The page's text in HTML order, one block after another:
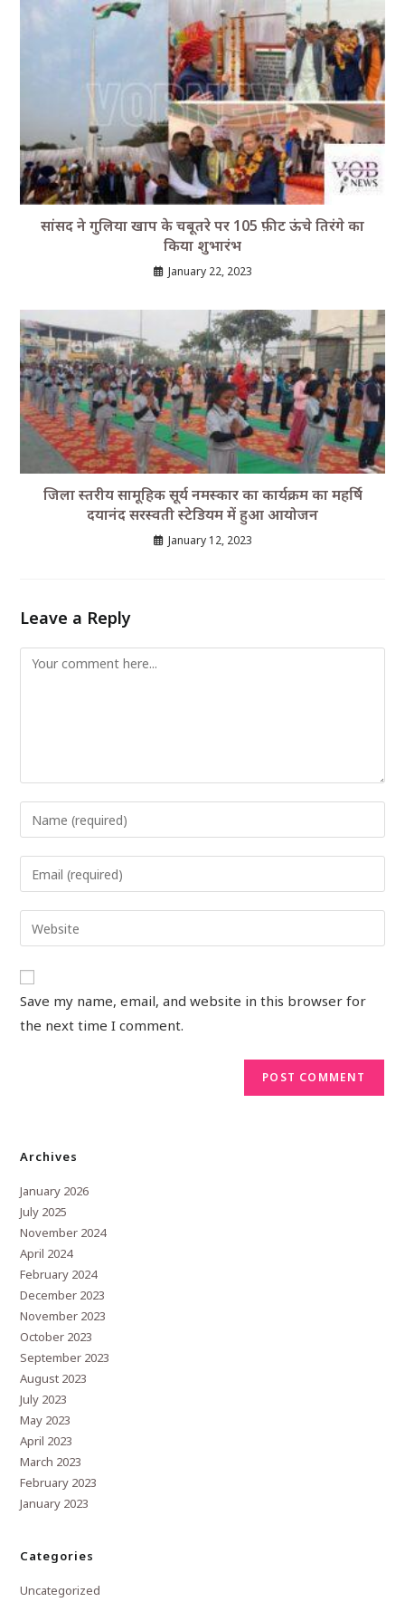
सांसद ने गुलिया खाप के चबूतरे पर 105 फ़ीट ऊंचे तिरंगे का
किया शुभारंभ
January 22, 2023
जिला स्तरीय सामूहिक सूर्य नमस्कार का कार्यक्रम का महर्षि
दयानंद सरस्वती स्टेडियम में हुआ आयोजन
January 12, 2023
Leave a Reply
Save my name, email, and website in this browser for
the next time I comment.
Archives
January 2026
July 2025
November 2024
April 2024
February 2024
December 2023
November 2023
October 2023
September 2023
August 2023
July 2023
May 2023
April 2023
March 2023
February 2023
January 2023
Categories
Uncategorized